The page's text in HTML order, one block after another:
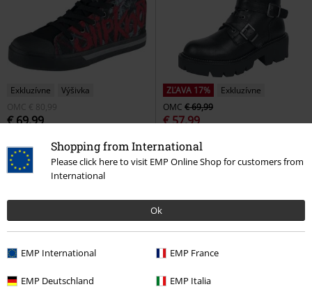
Shopping from International
Please click here to visit EMP Online Shop for customers from
International
Ok
EMP International EMP France
EMP Deutschland EMP Italia
Exkluzívne
Výšivka
OMC € 80,99
€ 69,99
Slipknot
Vysoké tenisky
ZĽAVA 17%
Exkluzívne
OMC € 69,99
€ 57,99
by EMP